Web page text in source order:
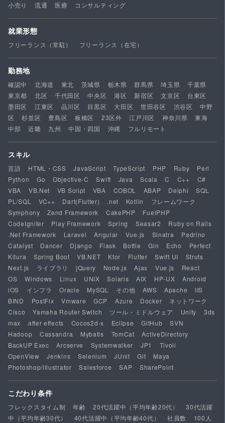
小売り
流通 医療 コンサルティング
就業形態
フリーランス（常駐） フリーランス（在宅）
勤務地
確認中 北海道 東北 茨城県 栃木県 群馬県 埼玉県
千葉県
東京都
北区 千代田区 中央区 港区 新宿区 文京区
台東区
墨田区
江東区 品川区 目黒区 大田区 世田谷区 渋谷区
中野
区
杉並区 豊島区 板橋区 23区外 江戸川区 神奈川県
東海
中部
近畿 九州 中国・四国 沖縄 フルリモート
スキル
言語 HTML・CSS JavaScript TypeScript PHP Ruby
Perl
Python
Go Objective-C Swift Java Scala C C++
C#
VBA
VB.Net VB Script VBA COBOL ABAP Delphi
SQL
PL/SQL
VC++ Dart(Flutter) .net Kotlin
フレームワーク
Symphony
Zend Framework CakePHP
FuelPHP
CodeIgniter
Play Framework Spring Seasar2
Ruby on Rails
.Net Framework
Laravel Angular Vue.js Sinatra
Padrino
Catalyst
Dancer Django Flask Bottle Gin Echo
Perfect
Kitura
Spring Boot VB.NET Ktor Flutter Swift UI
Struts
Next.js
ライブラリ jQuery Node.js Ajax Vue.js
React
OS
Windows Linux UNIX Solaris AIX HP-UX
Android
iOS
インフラ Oracle MySQL その他 AWS Apache
IIS
BIND
PostFix Vmware GCP Azure Docker
ネットワーク
Cisco
Yamaha Router Switch ツール・ミドルウェア Unity
3ds
max
after effects Cocos2d-x Eclipse GitHub
SVN
Hadoop
Cassandra Mybatis TomCat
ActiveDirectory
BackUP Exec
Arcserve Systemwalker JP1
Tivoli
OpenView
Jenkins Selenium JUnit Git
Maya
Photoshop/illustrator
Salesforce SAP SharePoint
こだわり条件
フレックスタイム制 年齢 20代活躍中（平均年齢20代）
30代活躍
中（平均年齢30代）
40代活躍中（平均年齢40代） 社員数 100人